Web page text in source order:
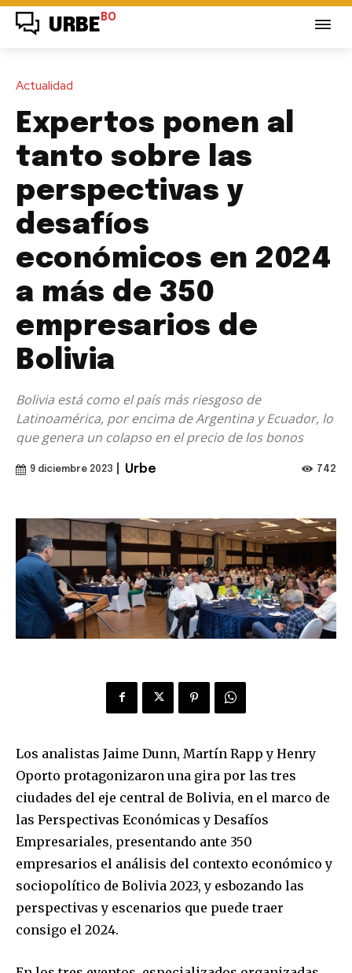
URBE BO
Actualidad
Expertos ponen al
tanto sobre las
perspectivas y
desafíos
económicos en 2024
a más de 350
empresarios de
Bolivia
Bolivia está como el país más riesgoso de
Latinoamérica, por encima de Argentina y Ecuador, lo
que genera un colapso en el precio de los bonos
9 diciembre 2023 Urbe 742
Los analistas Jaime Dunn, Martín Rapp y Henry
Oporto protagonizaron una gira por las tres
ciudades del eje central de Bolivia, en el marco de
las Perspectivas Económicas y Desafíos
Empresariales, presentando ante 350
empresarios el análisis del contexto económico y
sociopolítico de Bolivia 2023, y esbozando las
perspectivas y escenarios que puede traer
consigo el 2024.